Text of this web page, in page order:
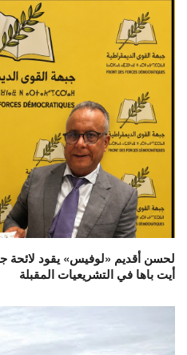
لحسن أقديم «لوفيس» يقود لائحة
أيت باها في التشريعيات المقبلة